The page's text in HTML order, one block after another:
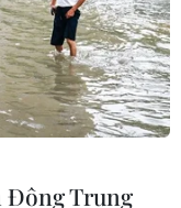
KHÚC THANH
Đông Trung